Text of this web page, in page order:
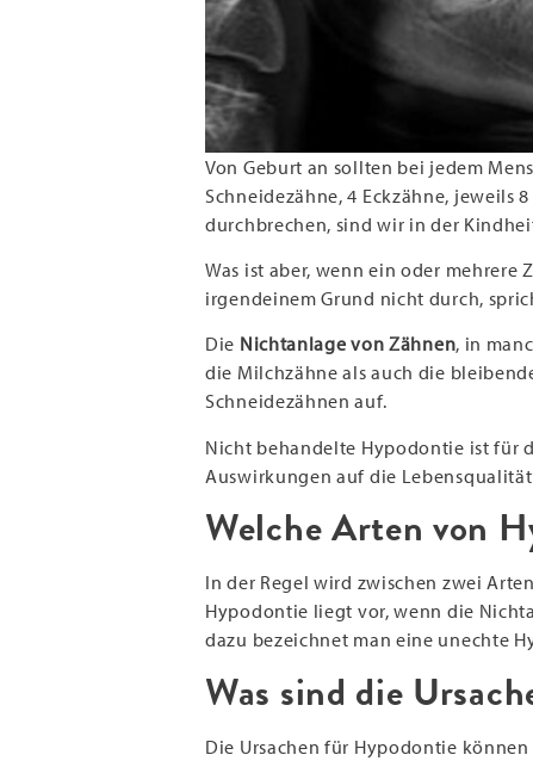
Von Geburt an sollten bei jedem
Schneidezähne, 4 Eckzähne, jeweils
durchbrechen, sind wir in der
Was ist aber, wenn ein oder
irgendeinem Grund nicht durch,
Die Nichtanlage von Zähnen, in
die Milchzähne als auch die
Schneidezähnen auf.
Nicht behandelte Hypodontie ist für
Auswirkungen auf die
Welche Arten von
In der Regel wird zwischen zwei
Hypodontie liegt vor, wenn die
dazu bezeichnet man eine unechte
Was sind die
Die Ursachen für Hypodontie können